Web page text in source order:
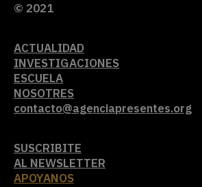
© 2021
ACTUALIDAD
INVESTIGACIONES
ESCUELA
NOSOTRES
contacto@agenciapresentes.org
SUSCRIBITE
AL NEWSLETTER
APOYANOS